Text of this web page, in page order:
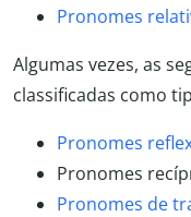
Pronomes
Algumas vezes, as
classificadas como
Pronomes
Pronomes
Pronomes de